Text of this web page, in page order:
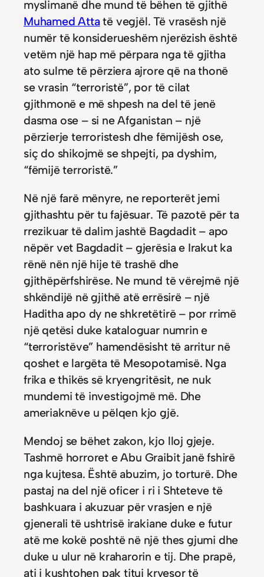
myslimanë dhe mund të bëhen të gjithë
Muhamed Atta të vegjël. Të vrasësh një
numër të konsiderueshëm njerëzish është
vetëm një hap më përpara nga të gjitha
ato sulme të përziera ajrore që na thonë
se vrasin “terroristë”, por të cilat
gjithmonë e më shpesh na del të jenë
dasma ose – si ne Afganistan – një
përzierje terroristesh dhe fëmijësh ose,
siç do shikojmë se shpejti, pa dyshim,
“fëmijë terroristë.”
Në një farë mënyre, ne reporterët jemi
gjithashtu për tu fajësuar. Të pazotë për ta
rrezikuar të dalim jashtë Bagdadit – apo
nëpër vet Bagdadit – gjerësia e Irakut ka
rënë nën një hije të trashë dhe
gjithëpërfshirëse. Ne mund të vërejmë një
shkëndijë në gjithë atë errësirë – një
Haditha apo dy ne shkretëtirë – por rrimë
një qetësi duke kataloguar numrin e
“terroristëve” hamendësisht të arritur në
qoshet e largëta të Mesopotamisë. Nga
frika e thikës së kryengritësit, ne nuk
mundemi të investigojmë më. Dhe
ameriaknëve u pëlqen kjo gjë.
Mendoj se bëhet zakon, kjo lloj gjeje.
Tashmë horroret e Abu Graibit janë fshirë
nga kujtesa. Është abuzim, jo torturë. Dhe
pastaj na del një oficer i ri i Shteteve të
bashkuara i akuzuar për vrasjen e një
gjenerali të ushtrisë irakiane duke e futur
atë me kokë poshtë në një thes gjumi dhe
duke u ulur në kraharorin e tij. Dhe prapë,
ati i kushtohen pak tituj kryesor të